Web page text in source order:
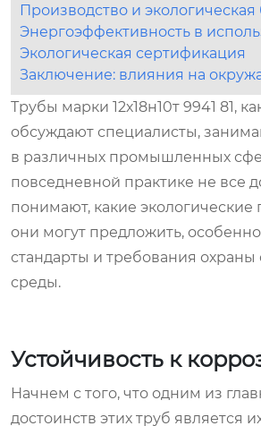
Производство и экологическая
Энергоэффективность в
Экологическая сертификация
Заключение: влияния на
Трубы марки 12х18н10т 9941 81,
обсуждают специалисты,
в различных промышленных
повседневной практике не все
понимают, какие
они могут предложить,
стандарты и требования
среды.
Устойчивость к
Начнем с того, что одним из
достоинств этих труб является